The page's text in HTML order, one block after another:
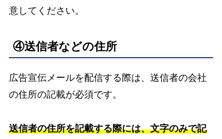
意してください。
④送信者などの住所
広告宣伝メールを配信する際は、送信者の会社
の住所の記載が必須です。
送信者の住所を記載する際には、文字のみで記